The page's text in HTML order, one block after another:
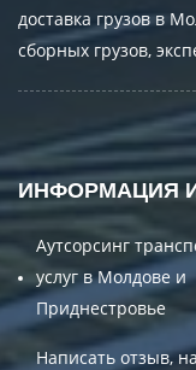
доставка грузов в
сборных грузов,
ИНФОРМАЦИЯ
Аутсорсинг
услуг в Молдове и
Приднестровье
Написать отзыв,